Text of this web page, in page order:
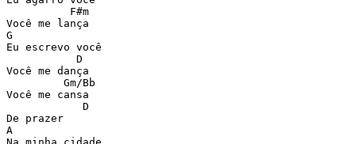
          F#m
Você me lança
G
Eu escrevo você
           D
Você me dança
         Gm/Bb
Você me cansa
            D
De prazer
A